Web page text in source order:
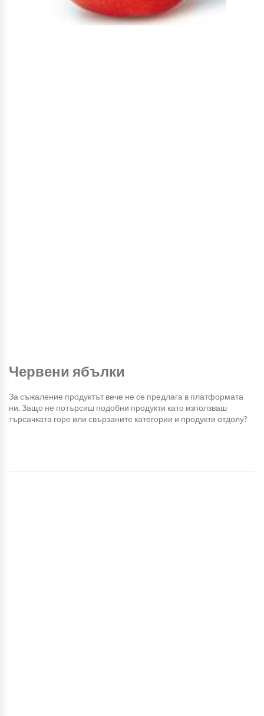
Червени ябълки
За съжаление продуктът вече не се предлага в платформата
ни. Защо не потърсиш подобни продукти като използваш
търсачката горе или свързаните категории и продукти отдолу?